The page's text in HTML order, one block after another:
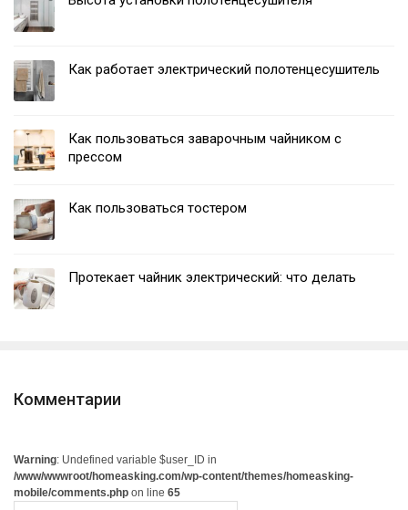
Как работает электрический полотенцесушитель
Как пользоваться заварочным чайником с
прессом
Как пользоваться тостером
Протекает чайник электрический: что делать
Комментарии
Warning: Undefined variable $user_ID in
/www/wwwroot/homeasking.com/wp-content/themes/homeasking-
mobile/comments.php on line 65